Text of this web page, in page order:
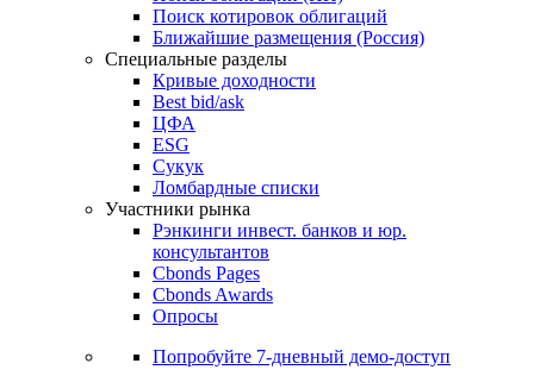
Облигации
Поиски
Поиск облигаций & Карты рынка
Поиск облигаций (ИИ)
Поиск котировок облигаций
Ближайшие размещения (Россия)
Специальные разделы
Кривые доходности
Best bid/ask
ЦФА
ESG
Сукук
Ломбардные списки
Участники рынка
Рэнкинги инвест. банков и юр.
Cbonds Pages